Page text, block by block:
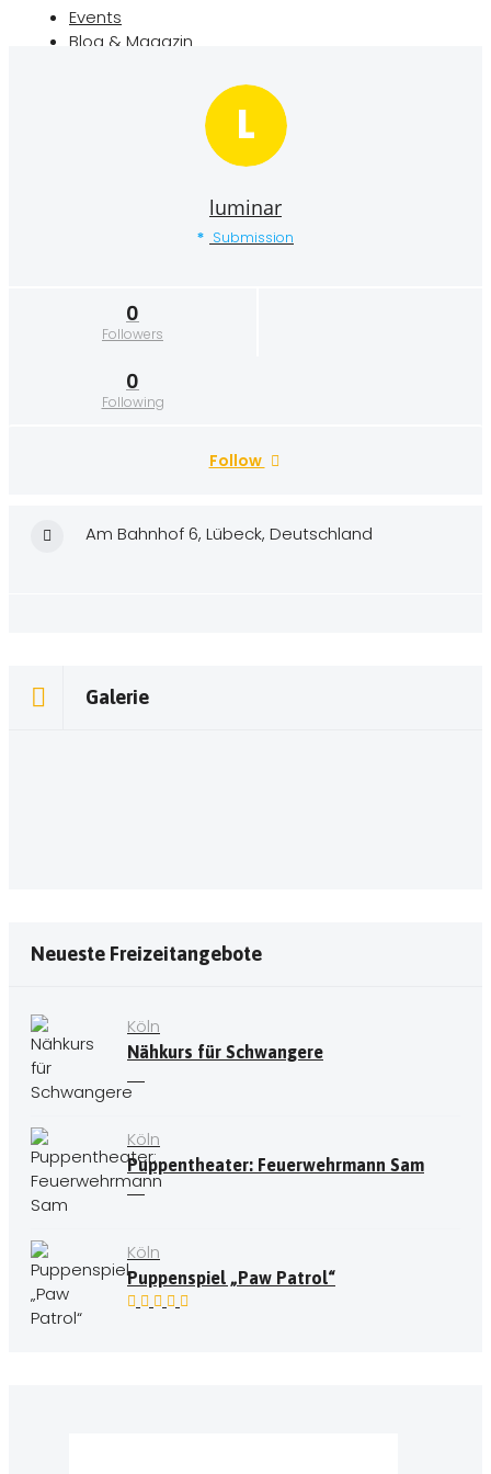
Events
Blog & Magazin
L
luminar
Submission
0
Followers
0
Following
Follow
Am Bahnhof 6, Lübeck, Deutschland
Galerie
Neueste Freizeitangebote
Köln
Nähkurs für Schwangere
Köln
Puppentheater: Feuerwehrmann Sam
Köln
Puppenspiel „Paw Patrol“